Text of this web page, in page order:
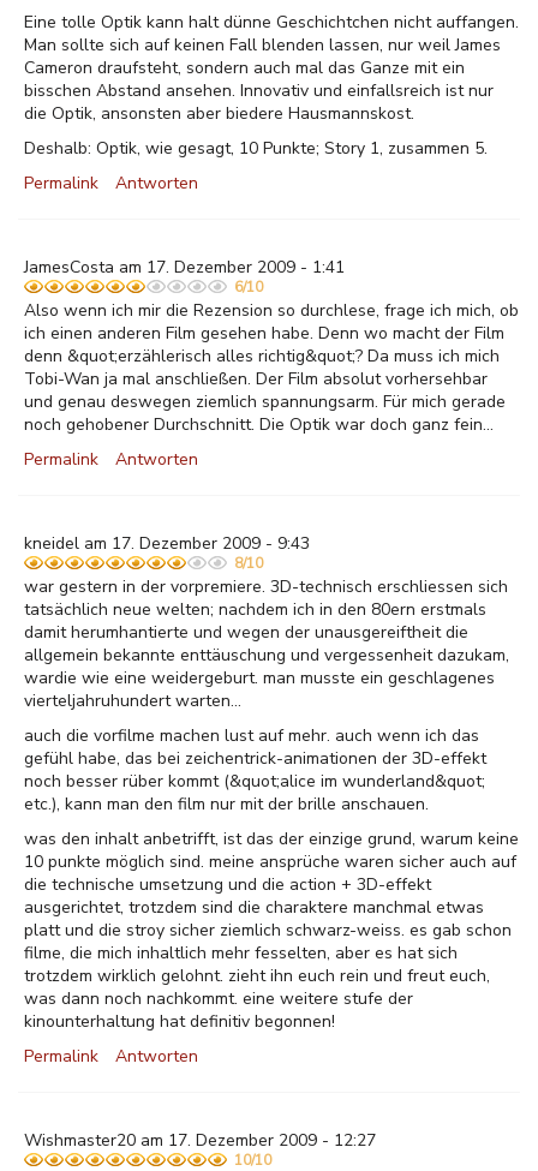
Eine tolle Optik kann halt dünne Geschichtchen nicht auffangen.
Man sollte sich auf keinen Fall blenden lassen, nur weil James
Cameron draufsteht, sondern auch mal das Ganze mit ein
bisschen Abstand ansehen. Innovativ und einfallsreich ist nur
die Optik, ansonsten aber biedere Hausmannskost.
Deshalb: Optik, wie gesagt, 10 Punkte; Story 1, zusammen 5.
Permalink
Antworten
JamesCosta am 17. Dezember 2009 - 1:41
6/10
Also wenn ich mir die Rezension so durchlese, frage ich mich, ob
ich einen anderen Film gesehen habe. Denn wo macht der Film
denn &quot;erzählerisch alles richtig&quot;? Da muss ich mich
Tobi-Wan ja mal anschließen. Der Film absolut vorhersehbar
und genau deswegen ziemlich spannungsarm. Für mich gerade
noch gehobener Durchschnitt. Die Optik war doch ganz fein...
Permalink
Antworten
kneidel am 17. Dezember 2009 - 9:43
8/10
war gestern in der vorpremiere. 3D-technisch erschliessen sich
tatsächlich neue welten; nachdem ich in den 80ern erstmals
damit herumhantierte und wegen der unausgereiftheit die
allgemein bekannte enttäuschung und vergessenheit dazukam,
wardie wie eine weidergeburt. man musste ein geschlagenes
vierteljahruhundert warten...
auch die vorfilme machen lust auf mehr. auch wenn ich das
gefühl habe, das bei zeichentrick-animationen der 3D-effekt
noch besser rüber kommt (&quot;alice im wunderland&quot;
etc.), kann man den film nur mit der brille anschauen.
was den inhalt anbetrifft, ist das der einzige grund, warum keine
10 punkte möglich sind. meine ansprüche waren sicher auch auf
die technische umsetzung und die action + 3D-effekt
ausgerichtet, trotzdem sind die charaktere manchmal etwas
platt und die stroy sicher ziemlich schwarz-weiss. es gab schon
filme, die mich inhaltlich mehr fesselten, aber es hat sich
trotzdem wirklich gelohnt. zieht ihn euch rein und freut euch,
was dann noch nachkommt. eine weitere stufe der
kinounterhaltung hat definitiv begonnen!
Permalink
Antworten
Wishmaster20 am 17. Dezember 2009 - 12:27
10/10